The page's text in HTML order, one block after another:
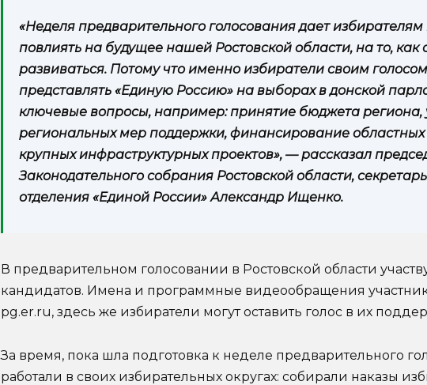
«Неделя предварительного голосования дает
повлиять на будущее нашей Ростовской области, на то, как
развиваться. Потому что именно избиратели своим
представлять «Единую Россию» на выборах в донской
ключевые вопросы, например: принятие бюджета региона,
региональных мер поддержки, финансирование
крупных инфраструктурных проектов», — рассказал
Законодательного собрания Ростовской области,
отделения «Единой России» Александр Ищенко.
В предварительном голосовании в Ростовской области
кандидатов. Имена и программные видеообращения
pg.er.ru, здесь же избиратели могут оставить голос в их
За время, пока шла подготовка к неделе предварительного
работали в своих избирательных округах: собирали наказы